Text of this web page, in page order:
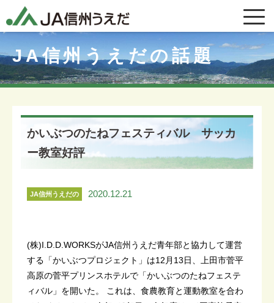
JA信州うえだの話題
かいぶつのたねフェスティバル サッカ
ー教室好評
JA信州うえだの
2020.12.21
(株)I.D.D.WORKSがJA信州うえだ青年部と協力して運営
する「かいぶつプロジェクト」は12月13日、上田市菅平
高原の菅平プリンスホテルで「かいぶつのたねフェステ
ィバル」を開いた。 これは、食農教育と運動教室を合わ